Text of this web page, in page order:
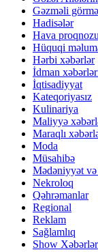
Gəzməli
Hadisələr
Hava proqnozu
Hüquqi
Hərbi xəbərlər
İdman
İqtisadiyyat
Kateqoriyasız
Kulinariya
Maliyyə
Maraqlı
Moda
Müsahibə
Mədəniyyət və
Nekroloq
Qəhrəmanlar
Regional
Reklam
Sağlamlıq
Show Xəbərlər